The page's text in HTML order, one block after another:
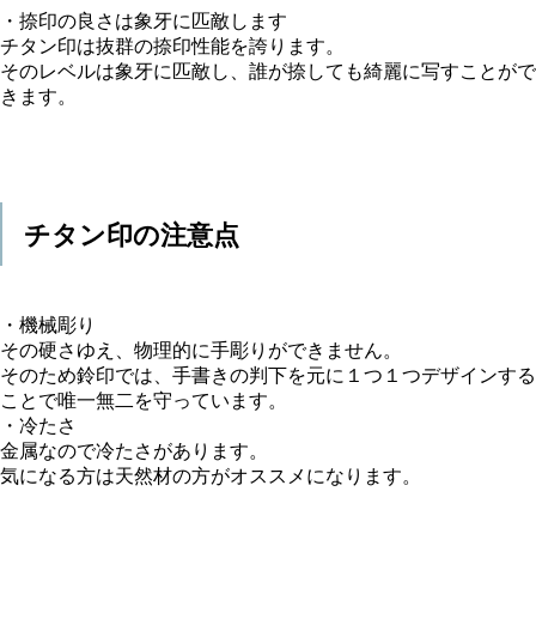
・捺印の良さは象牙に匹敵します
チタン印は抜群の捺印性能を誇ります。
そのレベルは象牙に匹敵し、誰が捺しても綺麗に写すことがで
きます。
チタン印の注意点
・機械彫り
その硬さゆえ、物理的に手彫りができません。
そのため鈴印では、手書きの判下を元に１つ１つデザインする
ことで唯一無二を守っています。
・冷たさ
金属なので冷たさがあります。
気になる方は天然材の方がオススメになります。